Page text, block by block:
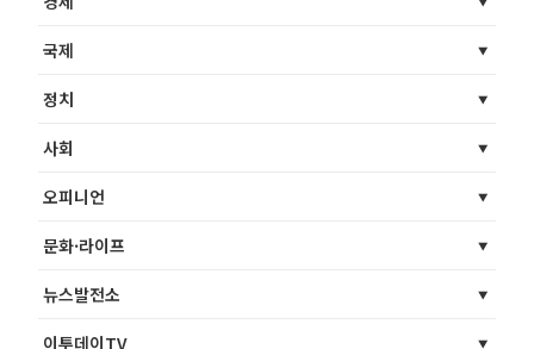
국제
정치
사회
오피니언
문화·라이프
뉴스발전소
이투데이TV